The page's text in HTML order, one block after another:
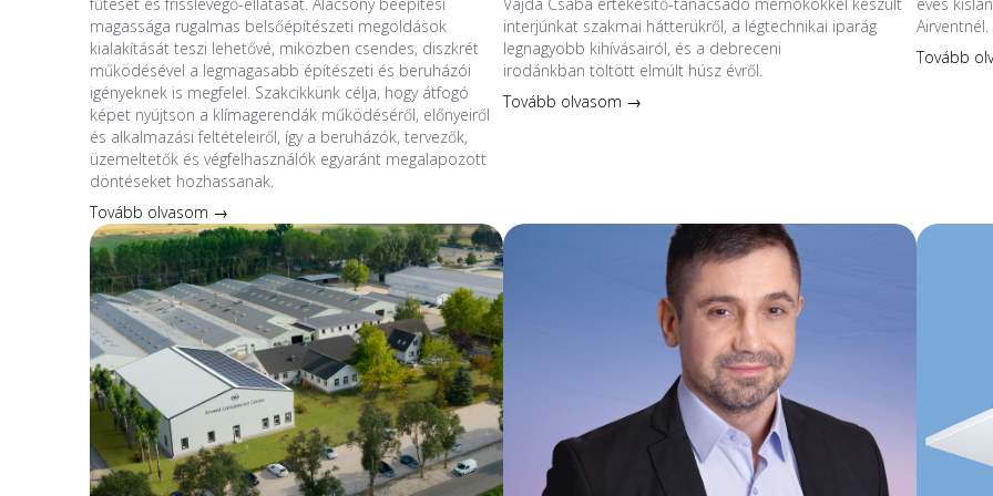
magassága rugalmas belsőépítészeti megoldások
kialakítását teszi lehetővé, miközben csendes, diszkrét
működésével a legmagasabb építészeti és beruházói
igényeknek is megfelel. Szakcikkünk célja, hogy átfogó
képet nyújtson a klímagerendák működéséről, előnyeiről
és alkalmazási feltételeiről, így a beruházók, tervezők,
üzemeltetők és végfelhasználók egyaránt megalapozott
döntéseket hozhassanak.
Tovább olvasom →
interjúnkat szakmai hátterükről, a légtechnikai iparág
legnagyobb kihívásairól, és a debreceni
irodánkban töltött elmúlt húsz évről.
Tovább olvasom →
Airventnél.
Tovább